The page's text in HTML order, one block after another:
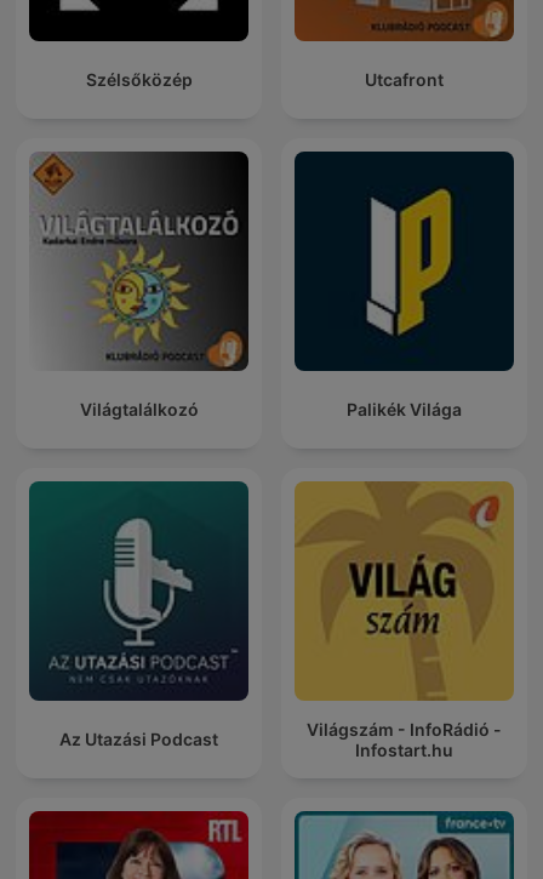
Szélsőközép Utcafront
Világtalálkozó Palikék Világa
Az Utazási Podcast
Világszám - InfoRádió -
Infostart.hu